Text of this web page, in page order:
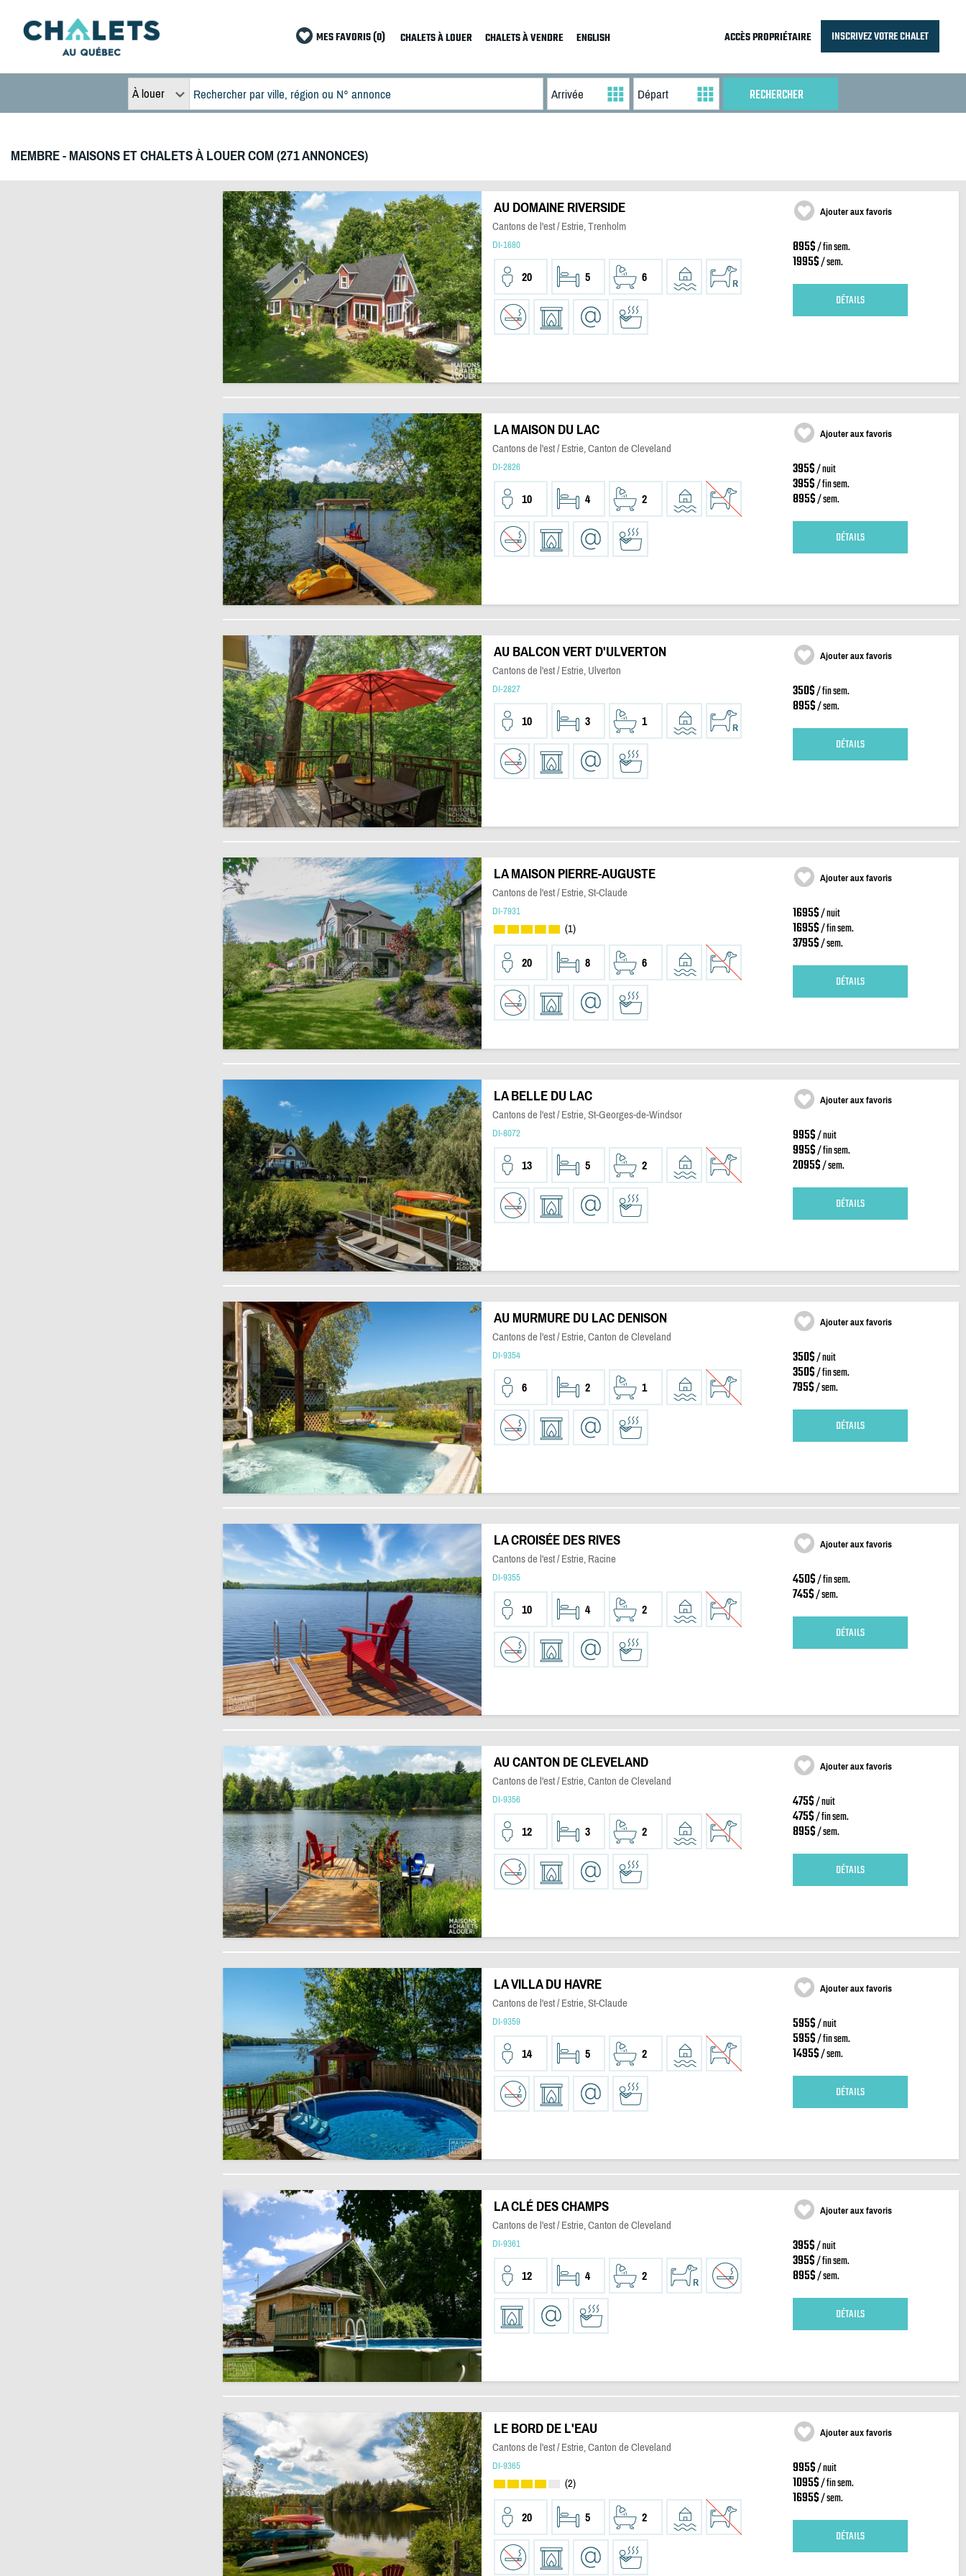
MES FAVORIS (0) CHALETS À LOUER CHALETS À VENDRE ENGLISH ACCÈS PROPRIÉTAIRE INSCRIVEZ VOTRE CHALET
À louer
MEMBRE - MAISONS ET CHALETS À LOUER COM (271 ANNONCES)
AU DOMAINE RIVERSIDE
Cantons de l'est / Estrie, Trenholm
DI-1680
20 5 6
Ajouter aux favoris
895$/ fin sem.
1995$/ sem.
DÉTAILS
LA MAISON DU LAC
Cantons de l'est / Estrie, Canton de Cleveland
DI-2826
10 4 2
Ajouter aux favoris
395$/ nuit
395$/ fin sem.
895$/ sem.
DÉTAILS
AU BALCON VERT D'ULVERTON
Cantons de l'est / Estrie, Ulverton
DI-2827
10 3 1
Ajouter aux favoris
350$/ fin sem.
895$/ sem.
DÉTAILS
LA MAISON PIERRE-AUGUSTE
Cantons de l'est / Estrie, St-Claude
DI-7931
(1)
20 8 6
Ajouter aux favoris
1695$/ nuit
1695$/ fin sem.
3795$/ sem.
DÉTAILS
LA BELLE DU LAC
Cantons de l'est / Estrie, St-Georges-de-Windsor
DI-8072
13 5 2
Ajouter aux favoris
995$/ nuit
995$/ fin sem.
2095$/ sem.
DÉTAILS
AU MURMURE DU LAC DENISON
Cantons de l'est / Estrie, Canton de Cleveland
DI-9354
6 2 1
Ajouter aux favoris
350$/ nuit
350$/ fin sem.
795$/ sem.
DÉTAILS
LA CROISÉE DES RIVES
Cantons de l'est / Estrie, Racine
DI-9355
10 4 2
Ajouter aux favoris
450$/ fin sem.
745$/ sem.
DÉTAILS
AU CANTON DE CLEVELAND
Cantons de l'est / Estrie, Canton de Cleveland
DI-9356
12 3 2
Ajouter aux favoris
475$/ nuit
475$/ fin sem.
895$/ sem.
DÉTAILS
LA VILLA DU HAVRE
Cantons de l'est / Estrie, St-Claude
DI-9359
14 5 2
Ajouter aux favoris
595$/ nuit
595$/ fin sem.
1495$/ sem.
DÉTAILS
LA CLÉ DES CHAMPS
Cantons de l'est / Estrie, Canton de Cleveland
DI-9361
12 4 2
Ajouter aux favoris
395$/ nuit
395$/ fin sem.
895$/ sem.
DÉTAILS
LE BORD DE L'EAU
Cantons de l'est / Estrie, Canton de Cleveland
DI-9365
(2)
20 5 2
Ajouter aux favoris
995$/ nuit
1095$/ fin sem.
1695$/ sem.
DÉTAILS